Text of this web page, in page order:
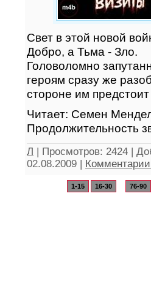
Свет в этой новой
Добро, а Тьма - Зло.
Головоломно
героям сразу же
стороне им
Читает: Семен
Продолжительность
Л | Просмотров: 2424 |
02.08.2009 |
1-15 16-30 76-90